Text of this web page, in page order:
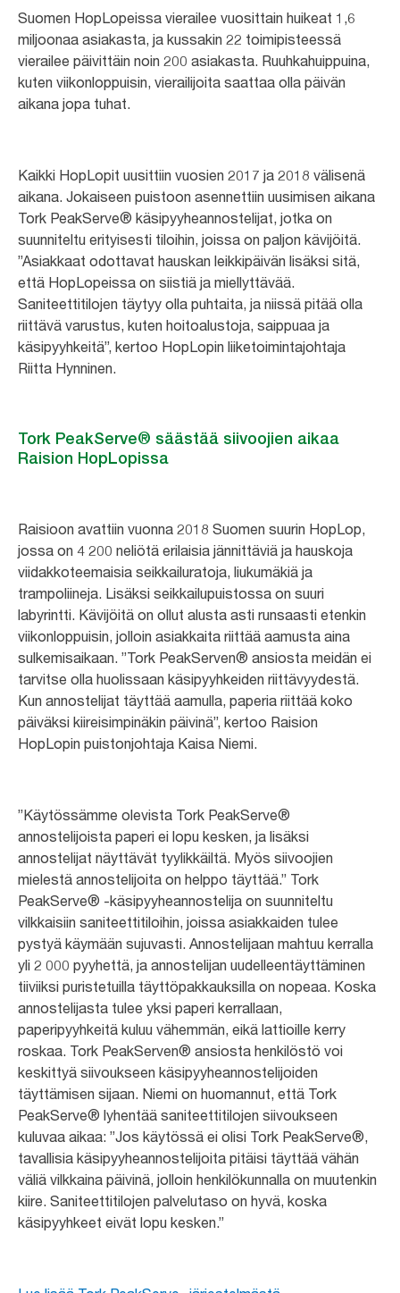
Suomen HopLopeissa vierailee vuosittain huikeat 1,6
miljoonaa asiakasta, ja kussakin 22 toimipisteessä
vierailee päivittäin noin 200 asiakasta. Ruuhkahuippuina,
kuten viikonloppuisin, vierailijoita saattaa olla päivän
aikana jopa tuhat.
Kaikki HopLopit uusittiin vuosien 2017 ja 2018 välisenä
aikana. Jokaiseen puistoon asennettiin uusimisen aikana
Tork PeakServe® käsipyyheannostelijat, jotka on
suunniteltu erityisesti tiloihin, joissa on paljon kävijöitä.
”Asiakkaat odottavat hauskan leikkipäivän lisäksi sitä,
että HopLopeissa on siistiä ja miellyttävää.
Saniteettitilojen täytyy olla puhtaita, ja niissä pitää olla
riittävä varustus, kuten hoitoalustoja, saippuaa ja
käsipyyhkeitä”, kertoo HopLopin liiketoimintajohtaja
Riitta Hynninen.
Tork PeakServe® säästää siivoojien aikaa
Raision HopLopissa
Raisioon avattiin vuonna 2018 Suomen suurin HopLop,
jossa on 4 200 neliötä erilaisia jännittäviä ja hauskoja
viidakkoteemaisia seikkailuratoja, liukumäkiä ja
trampoliineja. Lisäksi seikkailupuistossa on suuri
labyrintti. Kävijöitä on ollut alusta asti runsaasti etenkin
viikonloppuisin, jolloin asiakkaita riittää aamusta aina
sulkemisaikaan. ”Tork PeakServen® ansiosta meidän ei
tarvitse olla huolissaan käsipyyhkeiden riittävyydestä.
Kun annostelijat täyttää aamulla, paperia riittää koko
päiväksi kiireisimpinäkin päivinä”, kertoo Raision
HopLopin puistonjohtaja Kaisa Niemi.
”Käytössämme olevista Tork PeakServe®
annostelijoista paperi ei lopu kesken, ja lisäksi
annostelijat näyttävät tyylikkäiltä. Myös siivoojien
mielestä annostelijoita on helppo täyttää.” Tork
PeakServe® -käsipyyheannostelija on suunniteltu
vilkkaisiin saniteettitiloihin, joissa asiakkaiden tulee
pystyä käymään sujuvasti. Annostelijaan mahtuu kerralla
yli 2 000 pyyhettä, ja annostelijan uudelleentäyttäminen
tiiviiksi puristetuilla täyttöpakkauksilla on nopeaa. Koska
annostelijasta tulee yksi paperi kerrallaan,
paperipyyhkeitä kuluu vähemmän, eikä lattioille kerry
roskaa. Tork PeakServen® ansiosta henkilöstö voi
keskittyä siivoukseen käsipyyheannostelijoiden
täyttämisen sijaan. Niemi on huomannut, että Tork
PeakServe® lyhentää saniteettitilojen siivoukseen
kuluvaa aikaa: ”Jos käytössä ei olisi Tork PeakServe®,
tavallisia käsipyyheannostelijoita pitäisi täyttää vähän
väliä vilkkaina päivinä, jolloin henkilökunnalla on muutenkin
kiire. Saniteettitilojen palvelutaso on hyvä, koska
käsipyyhkeet eivät lopu kesken.”